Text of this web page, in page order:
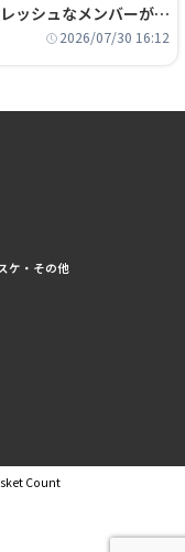
ッシュなメンバーが日
う
2026/07/30 16:12
ケ・その他
Count